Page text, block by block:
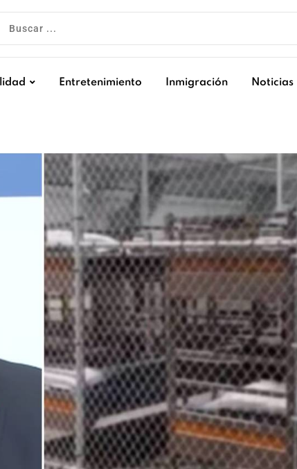
Entretenimiento Inmigración Noticias